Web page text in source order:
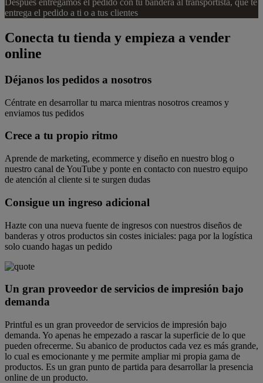
Después entregamos el pedido con tu bandera al transportista, que te
entrega el pedido a ti o a tus clientes
Conecta tu tienda y empieza a vender
online
Déjanos los pedidos a nosotros
Céntrate en desarrollar tu marca mientras nosotros creamos y
enviamos tus pedidos
Crece a tu propio ritmo
Aprende de marketing, ecommerce y diseño en nuestro blog o
nuestro canal de YouTube y ponte en contacto con nuestro equipo
de atención al cliente si te surgen dudas
Consigue un ingreso adicional
Hazte con una nueva fuente de ingresos con nuestros diseños de
banderas y otros productos sin costes iniciales: paga por la logística
solo cuando hagas un pedido
Un gran proveedor de servicios de impresión bajo
demanda
Printful es un gran proveedor de servicios de impresión bajo
demanda. Yo apenas he empezado a rascar la superficie de lo que
pueden ofrecerme. Su abanico de productos cada vez es más grande,
lo cual es emocionante y me permite ampliar mi propia gama de
productos. Es un gran punto de partida para desarrollar la presencia
online de un producto.